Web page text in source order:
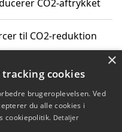
CO2-aftrykket
til CO2-reduktion
reducere CO2-udslip
Aps
×
cookies
brugeroplevelsen. Ved
du alle cookies i
cookiepolitik. Detaljer